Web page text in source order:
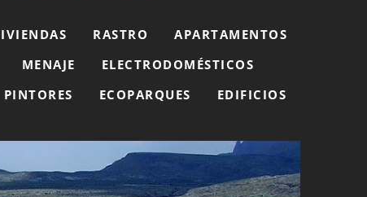
RASTRO
APARTAMENTOS
MENAJE
ELECTRODOMÉSTICOS
PINTORES ECOPARQUES EDIFICIOS